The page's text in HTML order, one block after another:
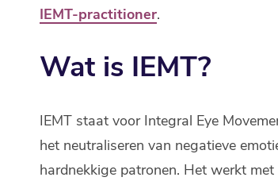
IEMT-practitioner.
Wat is IEMT?
IEMT staat voor Integral Eye
het neutraliseren van negatieve
hardnekkige patronen. Het werkt